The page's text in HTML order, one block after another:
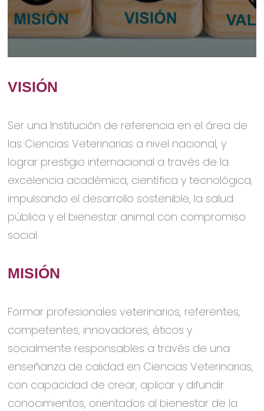
VISIÓN
Ser una Institución de referencia en el área de
las Ciencias Veterinarias a nivel nacional, y
lograr prestigio internacional a través de la
excelencia académica, científica y tecnológica,
impulsando el desarrollo sostenible, la salud
pública y el bienestar animal con compromiso
social.
MISIÓN
Formar profesionales veterinarios, referentes,
competentes, innovadores, éticos y
socialmente responsables a través de una
enseñanza de calidad en Ciencias Veterinarias,
con capacidad de crear, aplicar y difundir
conocimientos, orientados al bienestar de la